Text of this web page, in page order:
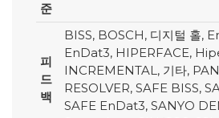
준
피
드
백
BISS, BOSCH, 디지털 홀,
EnDat3, HIPERFACE,
INCREMENTAL, 기타,
RESOLVER, SAFE BISS,
SAFE EnDat3, SANYO